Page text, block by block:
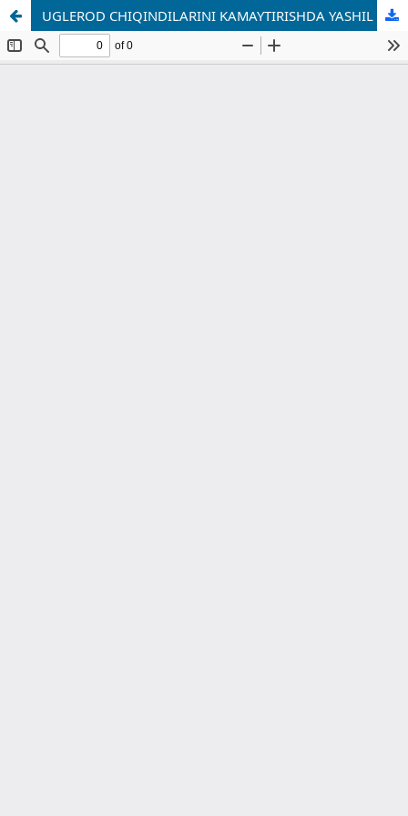
UGLEROD CHIQINDILARINI KAMAYTIRISHDA YASHIL INVESTITSIYALAR AHAMIYATINING NAZARIY ASOSLARI